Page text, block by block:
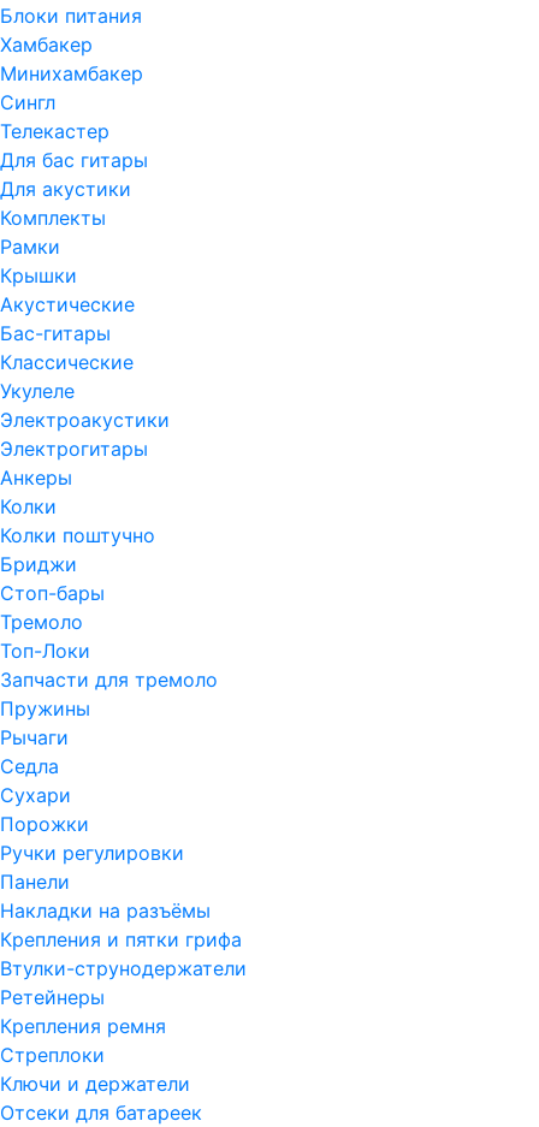
Блоки питания
Хамбакер
Минихамбакер
Сингл
Телекастер
Для бас гитары
Для акустики
Комплекты
Рамки
Крышки
Акустические
Бас-гитары
Классические
Укулеле
Электроакустики
Электрогитары
Анкеры
Колки
Колки поштучно
Бриджи
Стоп-бары
Тремоло
Топ-Локи
Запчасти для тремоло
Пружины
Рычаги
Седла
Сухари
Порожки
Ручки регулировки
Панели
Накладки на разъёмы
Крепления и пятки грифа
Втулки-струнодержатели
Ретейнеры
Крепления ремня
Стреплоки
Ключи и держатели
Отсеки для батареек